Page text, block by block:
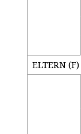
ELTERN (F)